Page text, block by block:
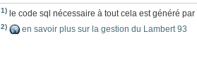
1) le code sql nécessaire à tout cela est généré
2) en savoir plus sur la gestion du Lambert 93